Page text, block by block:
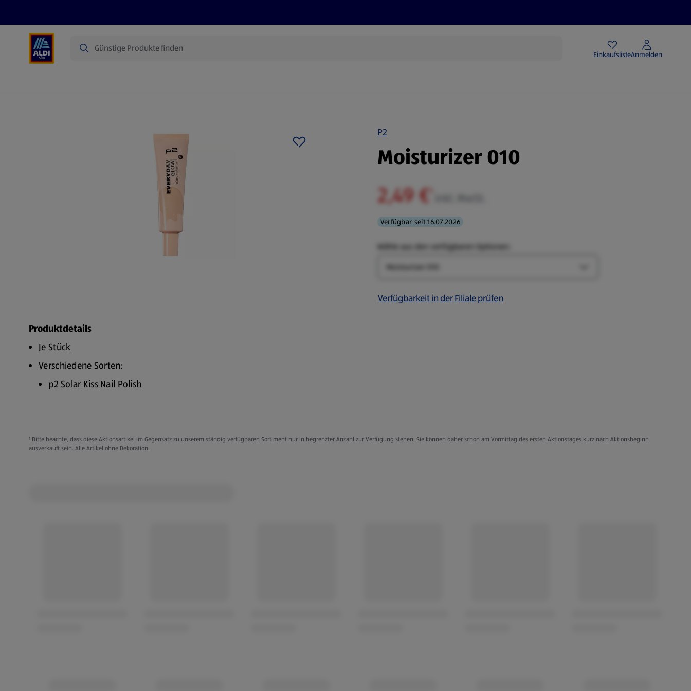
EinkaufslisteAnmelden
P2
Moisturizer 010
2,49 €
Verfügbar seit 16.07.2026
Wähle aus den verfügbaren Optionen:
Verfügbarkeit in der Filiale prüfen
Produktdetails
Je Stück
Verschiedene Sorten:
p2 Solar Kiss Nail Polish
p2 Beauty Insider Volume Mascara Waterproof
¹ Bitte beachte, dass diese Aktionsartikel im Gegensatz zu unserem ständig verfügbaren Sortiment nur in begrenzter Anzahl zur Verfügung stehen. Sie können daher schon am Vormittag des ersten Aktionstages kurz nach Aktionsbeginn
ausverkauft sein. Alle Artikel ohne Dekoration.